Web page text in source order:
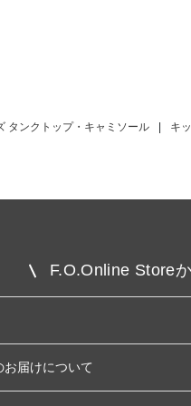
タンクトップ・キャミソール | キ
F.O.Online Store
届けについて